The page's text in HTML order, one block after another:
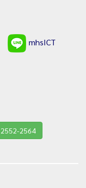
mhsICT
2564